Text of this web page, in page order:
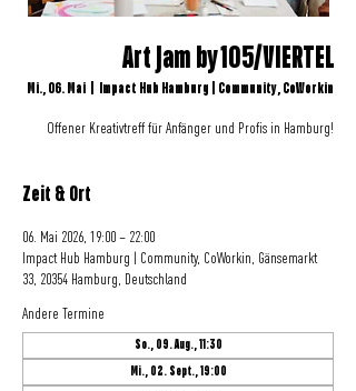
Art Jam by 105/VIERTEL
Mi., 06. Mai Impact Hub Hamburg | Community, CoWorkin
Offener Kreativtreff für Anfänger und Profis in Hamburg!
Zeit & Ort
06. Mai 2026, 19:00 – 22:00
Impact Hub Hamburg | Community, CoWorkin, Gänsemarkt
33, 20354 Hamburg, Deutschland
Andere Termine
So., 09. Aug., 11:30
Mi., 02. Sept., 19:00